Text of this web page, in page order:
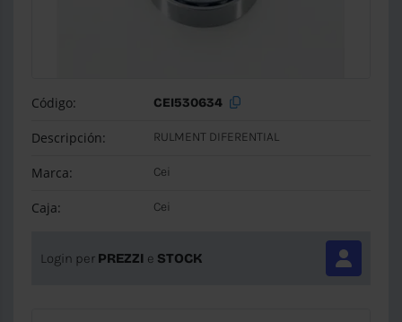
Código: CEI530634
Descripción: RULMENT DIFERENTIAL
Marca: Cei
Caja: Cei
Login per PREZZI e STOCK